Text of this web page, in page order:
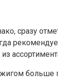
сразу